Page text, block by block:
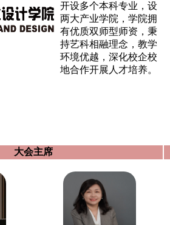
开设多个本科专业，设
两大产业学院，学院拥
有优质双师型师资，秉
持艺科相融理念，教学
环境优越，深化校企校
地合作开展人才培养。
大会主席